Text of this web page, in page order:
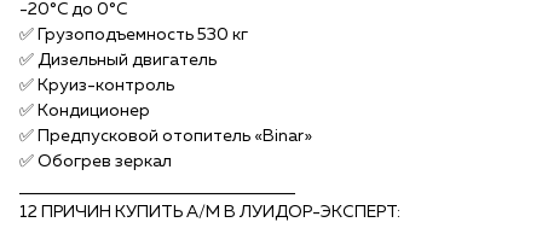
-20°C до 0°C
✅️ Грузоподъемность 530 кг
✅️ Дизельный двигатель
✅️ Круиз-контроль
✅️ Кондиционер
✅️ Предпусковой отопитель «Binar»
✅️ Обогрев зеркал
12 ПРИЧИН КУПИTЬ A/М B ЛУИДОР-ЭКСПЕPТ: